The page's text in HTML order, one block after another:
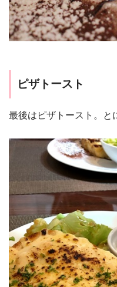
ピザトースト
最後はピザトースト。と